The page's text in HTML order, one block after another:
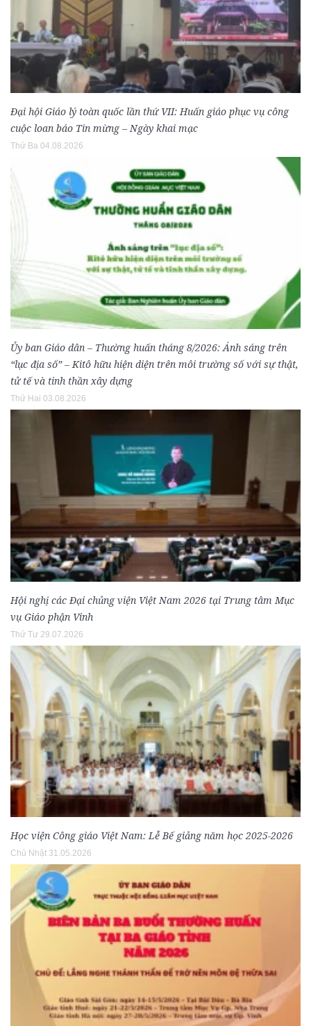
Đại hội Giáo lý toàn quốc lần thứ VII: Huấn giáo phục vụ công
cuộc loan báo Tin mừng – Ngày khai mạc
Thứ Ba 04.08.2026
Ủy ban Giáo dân – Thường huấn tháng 8/2026: Ánh sáng trên
“lục địa số” – Kitô hữu hiện diện trên môi trường số với sự thật,
tử tế và tinh thần xây dựng
Thứ Hai 03.08.2026
Hội nghị các Đại chủng viện Việt Nam 2026 tại Trung tâm Mục
vụ Giáo phận Vinh
Thứ Tư 29.07.2026
Học viện Công giáo Việt Nam: Lễ Bế giảng năm học 2025-2026
Chủ Nhật 31.05.2026